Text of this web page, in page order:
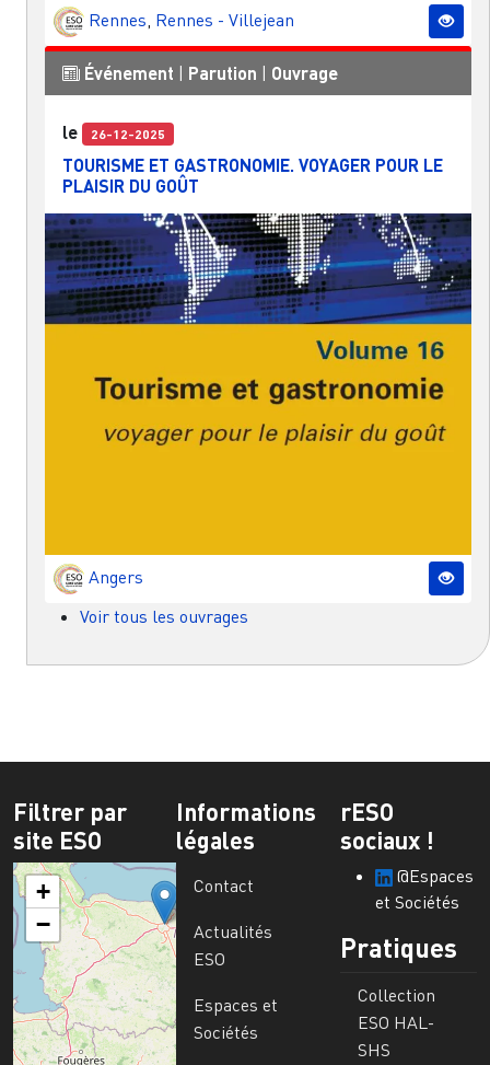
Rennes, Rennes - Villejean
Événement Parution Ouvrage
le 26-12-2025
TOURISME ET GASTRONOMIE. VOYAGER POUR LE
PLAISIR DU GOÛT
Angers
Voir tous les ouvrages
Filtrer par
site ESO
+
−
Informations
légales
Contact
Actualités
ESO
Espaces et
Sociétés
rESO
sociaux !
@Espaces
et Sociétés
Pratiques
Collection
ESO HAL-
SHS